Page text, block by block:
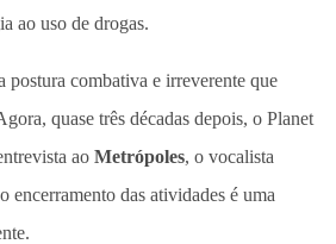
ao uso de drogas.
combativa e irreverente que
quase três décadas depois, o Planet
ao Metrópoles, o vocalista
encerramento das atividades é uma